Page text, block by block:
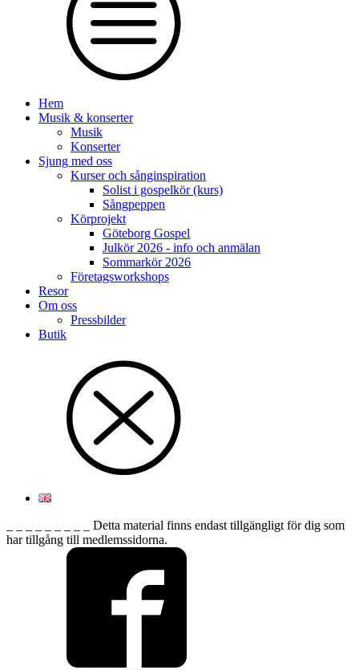
Hem
Musik & konserter
Musik
Konserter
Sjung med oss
Kurser och sånginspiration
Solist i gospelkör (kurs)
Sångpeppen
Körprojekt
Göteborg Gospel
Julkör 2026 - info och anmälan
Sommarkör 2026
Företagsworkshops
Resor
Om oss
Pressbilder
Butik
_ _ _ _ _ _ _ _ _ Detta material finns endast tillgängligt för dig som
har tillgång till medlemssidorna.